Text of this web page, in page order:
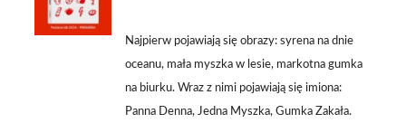
/
SZCZEGÓŁY
Najpierw pojawiają się obrazy: syrena na dnie
oceanu, mała myszka w lesie, markotna gumka
na biurku. Wraz z nimi pojawiają się imiona:
Panna Denna, Jedna Myszka, Gumka Zakała.